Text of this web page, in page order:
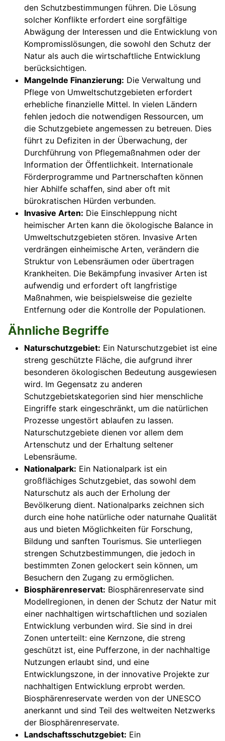
den Schutzbestimmungen führen. Die Lösung
solcher Konflikte erfordert eine sorgfältige
Abwägung der Interessen und die Entwicklung von
Kompromisslösungen, die sowohl den Schutz der
Natur als auch die wirtschaftliche Entwicklung
berücksichtigen.
Mangelnde Finanzierung: Die Verwaltung und
Pflege von Umweltschutzgebieten erfordert
erhebliche finanzielle Mittel. In vielen Ländern
fehlen jedoch die notwendigen Ressourcen, um
die Schutzgebiete angemessen zu betreuen. Dies
führt zu Defiziten in der Überwachung, der
Durchführung von Pflegemaßnahmen oder der
Information der Öffentlichkeit. Internationale
Förderprogramme und Partnerschaften können
hier Abhilfe schaffen, sind aber oft mit
bürokratischen Hürden verbunden.
Invasive Arten: Die Einschleppung nicht
heimischer Arten kann die ökologische Balance in
Umweltschutzgebieten stören. Invasive Arten
verdrängen einheimische Arten, verändern die
Struktur von Lebensräumen oder übertragen
Krankheiten. Die Bekämpfung invasiver Arten ist
aufwendig und erfordert oft langfristige
Maßnahmen, wie beispielsweise die gezielte
Entfernung oder die Kontrolle der Populationen.
Ähnliche Begriffe
Naturschutzgebiet: Ein Naturschutzgebiet ist eine
streng geschützte Fläche, die aufgrund ihrer
besonderen ökologischen Bedeutung ausgewiesen
wird. Im Gegensatz zu anderen
Schutzgebietskategorien sind hier menschliche
Eingriffe stark eingeschränkt, um die natürlichen
Prozesse ungestört ablaufen zu lassen.
Naturschutzgebiete dienen vor allem dem
Artenschutz und der Erhaltung seltener
Lebensräume.
Nationalpark: Ein Nationalpark ist ein
großflächiges Schutzgebiet, das sowohl dem
Naturschutz als auch der Erholung der
Bevölkerung dient. Nationalparks zeichnen sich
durch eine hohe natürliche oder naturnahe Qualität
aus und bieten Möglichkeiten für Forschung,
Bildung und sanften Tourismus. Sie unterliegen
strengen Schutzbestimmungen, die jedoch in
bestimmten Zonen gelockert sein können, um
Besuchern den Zugang zu ermöglichen.
Biosphärenreservat: Biosphärenreservate sind
Modellregionen, in denen der Schutz der Natur mit
einer nachhaltigen wirtschaftlichen und sozialen
Entwicklung verbunden wird. Sie sind in drei
Zonen unterteilt: eine Kernzone, die streng
geschützt ist, eine Pufferzone, in der nachhaltige
Nutzungen erlaubt sind, und eine
Entwicklungszone, in der innovative Projekte zur
nachhaltigen Entwicklung erprobt werden.
Biosphärenreservate werden von der UNESCO
anerkannt und sind Teil des weltweiten Netzwerks
der Biosphärenreservate.
Landschaftsschutzgebiet: Ein